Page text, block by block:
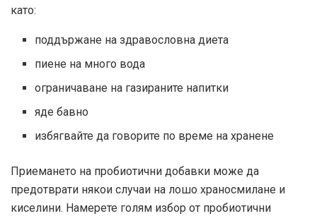
като:
поддържане на здравословна диета
пиене на много вода
ограничаване на газираните напитки
яде бавно
избягвайте да говорите по време на хранене
Приемането на пробиотични добавки може да
предотврати някои случаи на лошо храносмилане и
киселини. Намерете голям избор от пробиотични